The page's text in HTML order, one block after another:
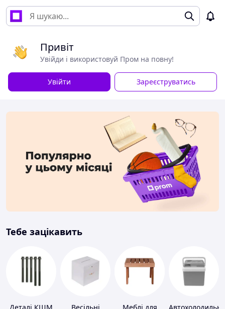
Привіт
Увійди і використовуй Пром на повну!
Увійти Зареєструватись
Тебе зацікавить